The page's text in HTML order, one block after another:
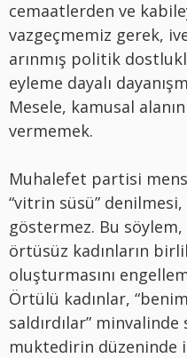
cemaatlerden ve
vazgeçmemiz gerek,
arınmış politik
eyleme dayalı
Mesele, kamusal
vermemek.
Muhalefet partisi
“vitrin süsü” denilmesi,
göstermez. Bu
örtüsüz kadınların
oluşturmasını
Örtülü kadınlar,
saldırdılar”
muktedirin düzeninde